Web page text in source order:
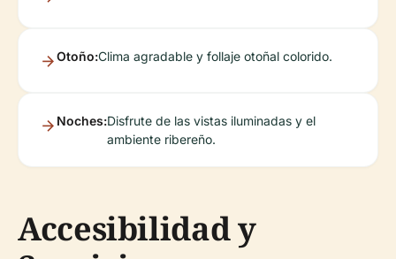
Otoño:Clima agradable y follaje otoñal colorido.
Noches:Disfrute de las vistas iluminadas y el
ambiente ribereño.
Accesibilidad y